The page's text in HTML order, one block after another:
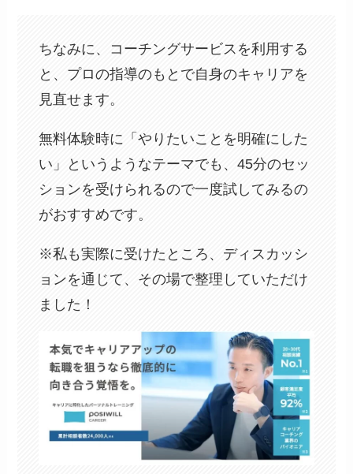
ちなみに、コーチングサービスを利用する
と、プロの指導のもとで自身のキャリアを
見直せます。
無料体験時に「やりたいことを明確にした
い」というようなテーマでも、45分のセッ
ションを受けられるので一度試してみるの
がおすすめです。
※私も実際に受けたところ、ディスカッシ
ョンを通じて、その場で整理していただけ
ました！